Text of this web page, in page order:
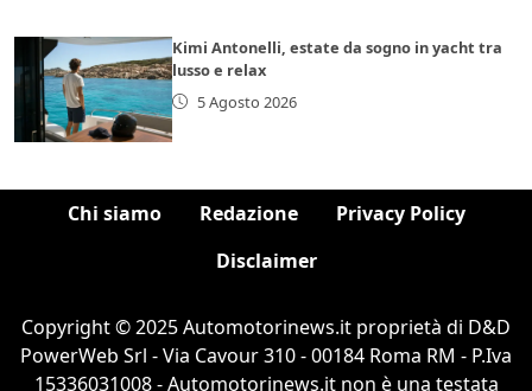
Kimi Antonelli, estate da sogno in yacht tra
lusso e relax
5 Agosto 2026
Chi siamo Redazione
Privacy Policy
Disclaimer
Copyright © 2025 Automotorinews.it proprietà di D&D
PowerWeb Srl - Via Cavour 310 - 00184 Roma RM - P.Iva
15336031008 - Automotorinews.it non è una testata